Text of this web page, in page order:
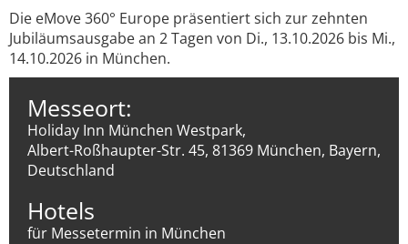
Die eMove 360° Europe präsentiert sich zur zehnten
Jubiläumsausgabe an 2 Tagen von Di., 13.10.2026 bis Mi.,
14.10.2026 in München.
Messeort:
Holiday Inn München Westpark,
Albert-Roßhaupter-Str. 45, 81369 München, Bayern,
Deutschland
Hotels
für Messetermin in München